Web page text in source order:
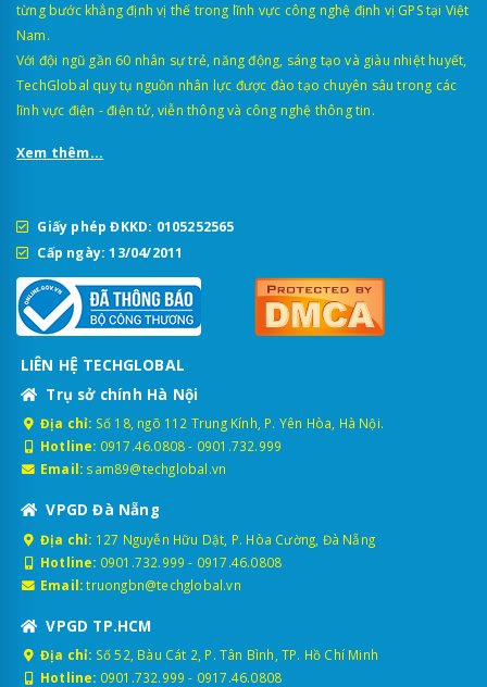
từng bước khẳng định vị thế trong lĩnh vực công nghệ định vị GPS tại Việt
Nam.
Với đội ngũ gần 60 nhân sự trẻ, năng động, sáng tạo và giàu nhiệt huyết,
TechGlobal quy tụ nguồn nhân lực được đào tạo chuyên sâu trong các
lĩnh vực điện - điện tử, viễn thông và công nghệ thông tin.
Xem thêm...
Giấy phép ĐKKD: 0105252565
Cấp ngày: 13/04/2011
LIÊN HỆ TECHGLOBAL
Trụ sở chính Hà Nội
Địa chỉ: Số 18, ngõ 112 Trung Kính, P. Yên Hòa, Hà Nội.
Hotline: 0917.46.0808- 0901.732.999
Email: sam89@techglobal.vn
VPGD Đà Nẵng
Địa chỉ: 127 Nguyễn Hữu Dật, P. Hòa Cường, Đà Nẵng
Hotline: 0901.732.999 - 0917.46.0808
Email: truongbn@techglobal.vn
VPGD TP.HCM
Địa chỉ: Số 52, Bàu Cát 2, P. Tân Bình, TP. Hồ Chí Minh
Hotline: 0901.732.999 - 0917.46.0808